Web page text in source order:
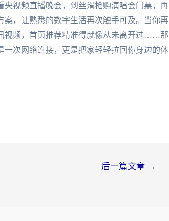
视频直播晚会，到丝滑抢购演唱会门票，再
，让熟悉的数字生活再次触手可及。当你再
视频，首页推荐精准得就像从未离开过……那
次网络连接，更是把家轻轻拉回你身边的体
后一篇文章 →